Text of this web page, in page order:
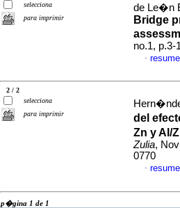
selecciona
para imprimir
de Le�n
Bridge
no.1, p.3-
·
2 / 2
selecciona
para imprimir
del
Zn y Al/
Zulia,
0770
·
p�gina 1 de 1